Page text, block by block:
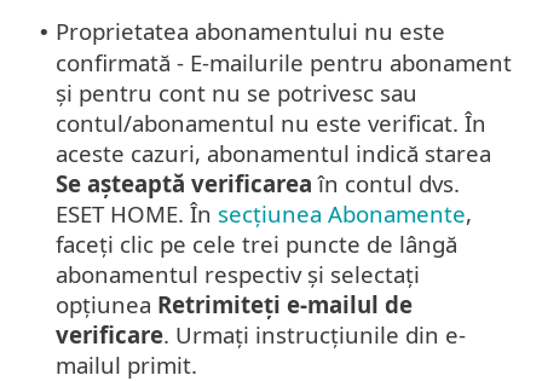
• Proprietatea abonamentului nu este
confirmată - E-mailurile pentru abonament
și pentru cont nu se potrivesc sau
contul/abonamentul nu este verificat. În
aceste cazuri, abonamentul indică starea
Se așteaptă verificarea în contul dvs.
ESET HOME. În secțiunea Abonamente,
faceți clic pe cele trei puncte de lângă
abonamentul respectiv și selectați
opțiunea Retrimiteți e-mailul de
verificare. Urmați instrucțiunile din e-
mailul primit.